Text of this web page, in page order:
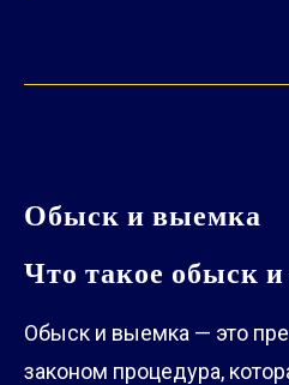
Обыск и выемка
Что такое обыск
Обыск и выемка — это
законом процедура,